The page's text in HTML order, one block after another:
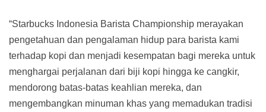
“Starbucks Indonesia Barista Championship merayakan
pengetahuan dan pengalaman hidup para barista kami
terhadap kopi dan menjadi kesempatan bagi mereka untuk
menghargai perjalanan dari biji kopi hingga ke cangkir,
mendorong batas-batas keahlian mereka, dan
mengembangkan minuman khas yang memadukan tradisi